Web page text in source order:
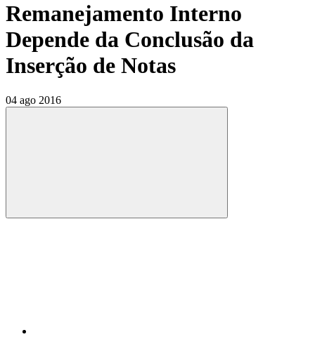
Remanejamento Interno
Depende da Conclusão da
Inserção de Notas
04 ago 2016
Compartilhar